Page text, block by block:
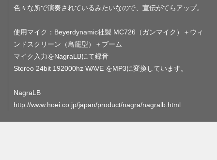
色々な所で演奏されているみたいなので、宣伝がてらアップ。
使用マイク：Beyerdynamic社製 MC726（ガンマイク）＋ウィ
ンドスクリーン（鳥籠型）＋ブーム
マイク入力をNagraLBにて録音
Stereo 24bit 192000hz WAVE をMP3に変換しています。
NagraLB
http://www.hoei.co.jp/japan/product/nagra/nagralb.html